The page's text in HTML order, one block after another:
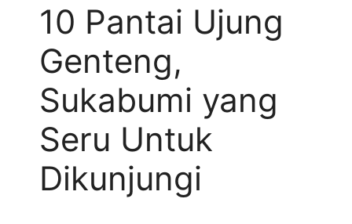
10 Pantai Ujung
Genteng,
Sukabumi yang
Seru Untuk
Dikunjungi